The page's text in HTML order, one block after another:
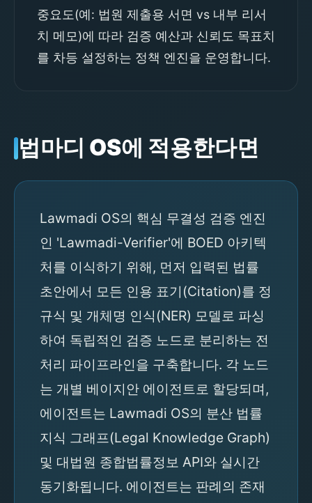
중요도(예: 법원 제출용 서면 vs 내부 리서
치 메모)에 따라 검증 예산과 신뢰도 목표치
를 차등 설정하는 정책 엔진을 운영합니다.
법마디 OS에 적용한다면
Lawmadi OS의 핵심 무결성 검증 엔진
인 'Lawmadi-Verifier'에 BOED 아키텍
처를 이식하기 위해, 먼저 입력된 법률
초안에서 모든 인용 표기(Citation)를 정
규식 및 개체명 인식(NER) 모델로 파싱
하여 독립적인 검증 노드로 분리하는 전
처리 파이프라인을 구축합니다. 각 노드
는 개별 베이지안 에이전트로 할당되며,
에이전트는 Lawmadi OS의 분산 법률
지식 그래프(Legal Knowledge Graph)
및 대법원 종합법률정보 API와 실시간
동기화됩니다. 에이전트는 판례의 존재